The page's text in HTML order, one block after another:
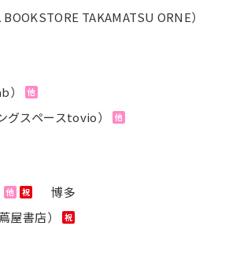
TAKAMATSU ORNE）
他
グスペースtovio） 他
他 祝
博多
屋書店）
祝